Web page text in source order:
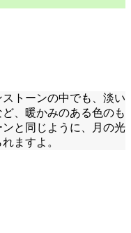
トーンの中でも、淡い
、暖かみのある色のも
と同じように、月の光
ますよ。